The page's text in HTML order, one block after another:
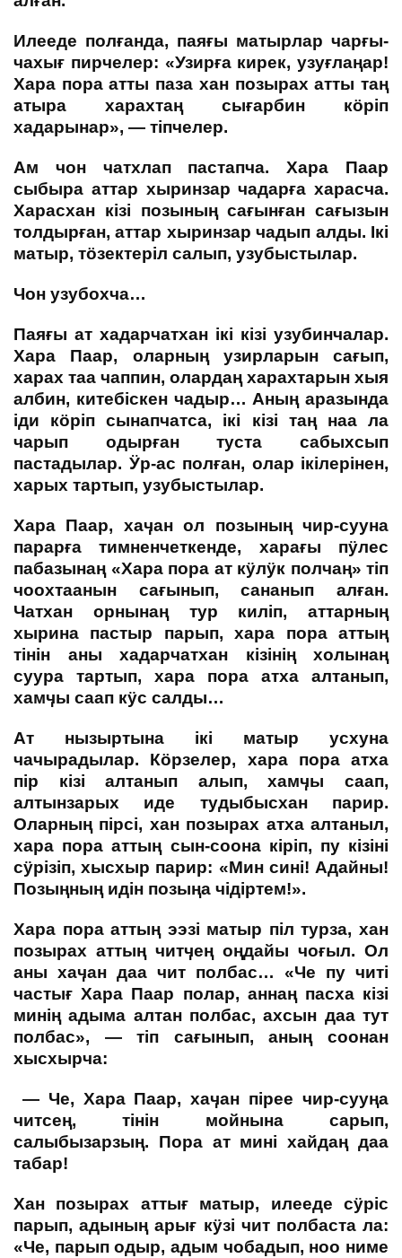
Илееде полғанда, паяғы матырлар чарғы-
чахығ пирчелер: «Узирға кирек, узуғлаңар!
Хара пора атты паза хан позырах атты таң
атыра харахтаң сығарбин кӧріп
хадарынар», — тіпчелер.
Ам чон чатхлап пастапча. Хара Паар
сыбыра аттар хыринзар чадарға харасча.
Харасхан кізі позының сағынған сағызын
толдырған, аттар хыринзар чадып алды. Ікі
матыр, тӧзектеріл салып, узубыстылар.
Чон узубохча…
Паяғы ат хадарчатхан ікі кізі узубинчалар.
Хара Паар, оларның узирларын сағып,
харах таа чаппин, олардаң харахтарын хыя
албин, китебіскен чадыр… Аның аразында
іди кӧріп сынапчатса, ікі кізі таң наа ла
чарып одырған туста сабыхсып
пастадылар. Ӱр-ас полған, олар ікілерінен,
харых тартып, узубыстылар.
Хара Паар, хаӌан ол позының чир-сууна
парарға тимненчеткенде, харағы пӱлес
пабазынаң «Хара пора ат кӱлӱк полчаң» тіп
чоохтаанын сағынып, сананып алған.
Чатхан орнынаң тур киліп, аттарның
хырина пастыр парып, хара пора аттың
тінін аны хадарчатхан кізінің холынаң
суура тартып, хара пора атха алтанып,
хамӌы саап кӱс салды…
Ат нызыртына ікі матыр усхуна
чачырадылар. Кӧрзелер, хара пора атха
пір кізі алтанып алып, хамӌы саап,
алтынзарых иде тудыбысхан парир.
Оларның пірсі, хан позырах атха алтаныл,
хара пора аттың сын-соона кіріп, пу кізіні
сӱрізіп, хысхыр парир: «Мин сині! Адайны!
Позыңның идін позыңа чідіртем!».
Хара пора аттың ээзі матыр піл турза, хан
позырах аттың читӌең оңдайы чоғыл. Ол
аны хаӌан даа чит полбас… «Че пу читі
частығ Хара Паар полар, аннаң пасха кізі
минің адыма алтан полбас, ахсын даа тут
полбас», — тіп сағынып, аның соонан
хысхырча:
— Че, Хара Паар, хаӌан пірее чир-сууңа
читсең, тінін мойнына сарып,
салыбызарзың. Пора ат мині хайдаң даа
табар!
Хан позырах аттығ матыр, илееде сӱріс
парып, адының арығ кӱзі чит полбаста ла:
«Че, парып одыр, адым чобадып, ноо ниме